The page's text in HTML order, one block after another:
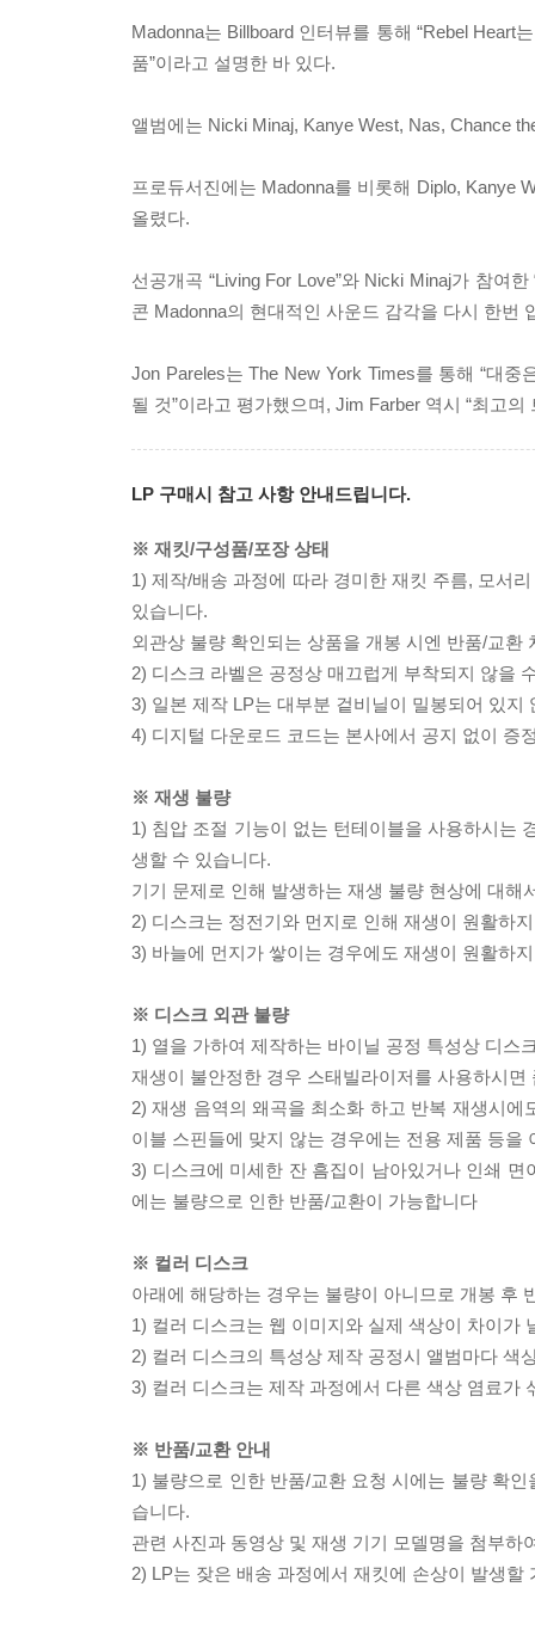
Madonna는 Billboard 인터뷰를 통해 “Rebel
품”이라고 설명한 바 있다.
앨범에는 Nicki Minaj, Kanye West, Nas, Chance
프로듀서진에는 Madonna를 비롯해 Diplo, Kanye
올렸다.
선공개곡 “Living For Love”와 Nicki Minaj가 참여
콘 Madonna의 현대적인 사운드 감각을 다시 한번
Jon Pareles는 The New York Times를 통해 “대
될 것”이라고 평가했으며, Jim Farber 역시 “최고
LP 구매시 참고 사항 안내드립니다.
※ 재킷/구성품/포장 상태
1) 제작/배송 과정에 따라 경미한 재킷 주름, 모서
있습니다.
외관상 불량 확인되는 상품을 개봉 시엔 반품/교환
2) 디스크 라벨은 공정상 매끄럽게 부착되지 않을
3) 일본 제작 LP는 대부분 겉비닐이 밀봉되어 있지
4) 디지털 다운로드 코드는 본사에서 공지 없이 증
※ 재생 불량
1) 침압 조절 기능이 없는 턴테이블을 사용하시는
생할 수 있습니다.
기기 문제로 인해 발생하는 재생 불량 현상에 대
2) 디스크는 정전기와 먼지로 인해 재생이 원활하
3) 바늘에 먼지가 쌓이는 경우에도 재생이 원활하
※ 디스크 외관 불량
1) 열을 가하여 제작하는 바이닐 공정 특성상 디스
재생이 불안정한 경우 스태빌라이저를 사용하시
2) 재생 음역의 왜곡을 최소화 하고 반복 재생시
이블 스핀들에 맞지 않는 경우에는 전용 제품 등
3) 디스크에 미세한 잔 흠집이 남아있거나 인쇄
에는 불량으로 인한 반품/교환이 가능합니다
※ 컬러 디스크
아래에 해당하는 경우는 불량이 아니므로 개봉 후
1) 컬러 디스크는 웹 이미지와 실제 색상이 차이가
2) 컬러 디스크의 특성상 제작 공정시 앨범마다 색
3) 컬러 디스크는 제작 과정에서 다른 색상 염료가
※ 반품/교환 안내
1) 불량으로 인한 반품/교환 요청 시에는 불량 확
습니다.
관련 사진과 동영상 및 재생 기기 모델명을 첨부하
2) LP는 잦은 배송 과정에서 재킷에 손상이 발생